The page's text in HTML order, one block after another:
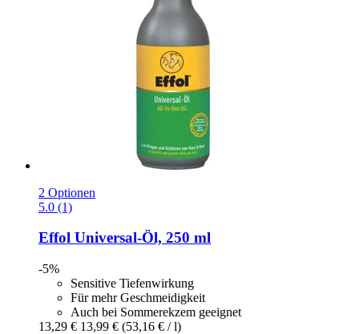
2 Optionen
5.0 (1)
Effol Universal-​Öl, 250 ml
-5%
Sensitive Tiefenwirkung
Für mehr Geschmeidigkeit
Auch bei Sommerekzem geeignet
13,29 € 13,99 € (53,16 € / l)